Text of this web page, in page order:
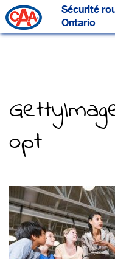
Passer
au
contenu
principal
Sécurité
Ontario
opt